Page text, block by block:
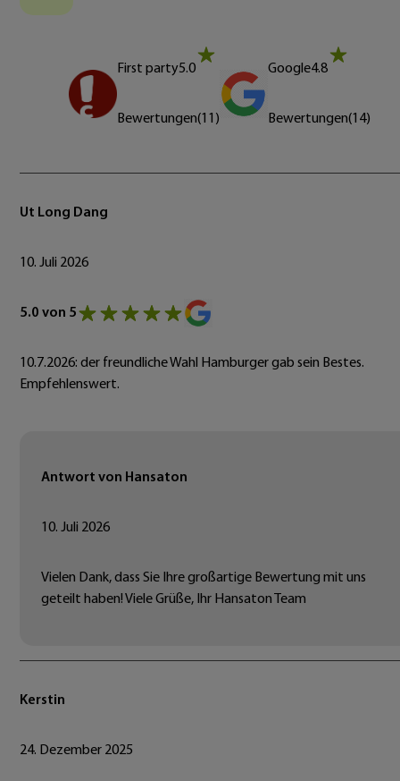
First party5.0
Bewertungen(11 )
Google4.8
Bewertungen(14)
Ut Long Dang
10. Juli 2026
5.0 von 5
10.7.2026: der freundliche Wahl Hamburger gab sein Bestes.
Empfehlenswert.
Antwort von Hansaton
10. Juli 2026
Vielen Dank, dass Sie Ihre großartige Bewertung mit uns
geteilt haben! Viele Grüße, Ihr Hansaton Team
Kerstin
24. Dezember 2025